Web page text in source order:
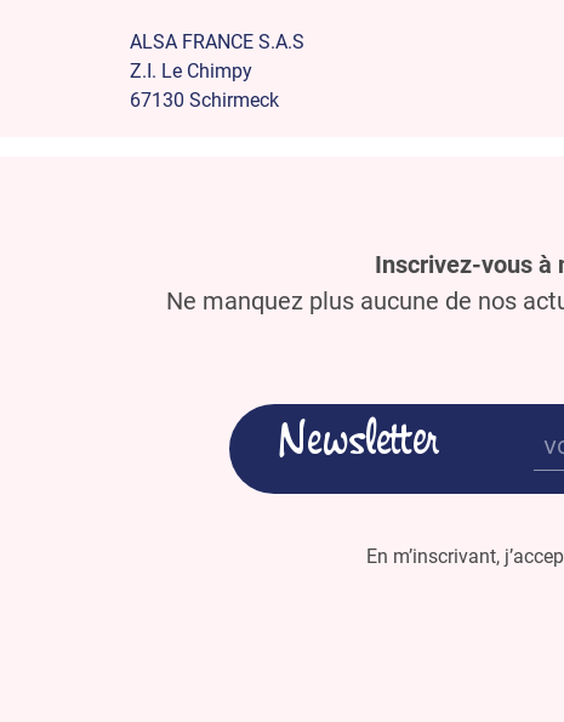
ALSA FRANCE S.A.S
Z.I. Le Chimpy
67130 Schirmeck
Inscrivez-vous à
Ne manquez plus aucune de nos
Newsletter
En m’inscrivant,